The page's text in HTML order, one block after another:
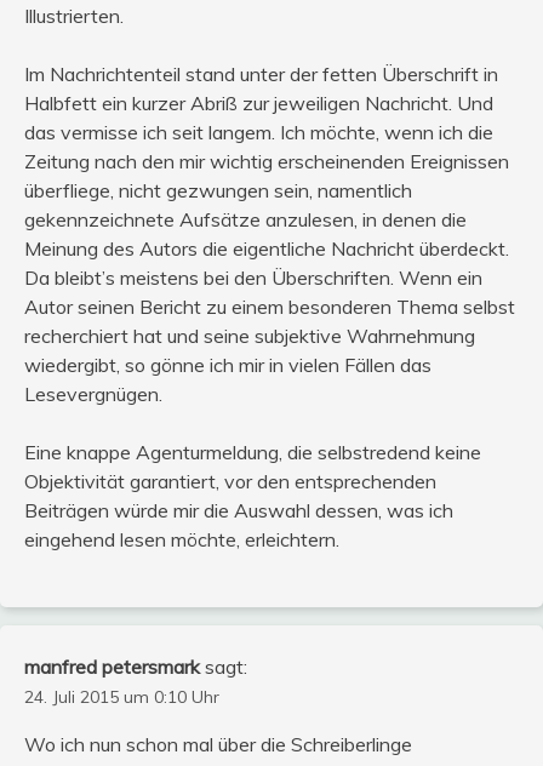
Illustrierten.
Im Nachrichtenteil stand unter der fetten Überschrift in
Halbfett ein kurzer Abriß zur jeweiligen Nachricht. Und
das vermisse ich seit langem. Ich möchte, wenn ich die
Zeitung nach den mir wichtig erscheinenden Ereignissen
überfliege, nicht gezwungen sein, namentlich
gekennzeichnete Aufsätze anzulesen, in denen die
Meinung des Autors die eigentliche Nachricht überdeckt.
Da bleibt’s meistens bei den Überschriften. Wenn ein
Autor seinen Bericht zu einem besonderen Thema selbst
recherchiert hat und seine subjektive Wahrnehmung
wiedergibt, so gönne ich mir in vielen Fällen das
Lesevergnügen.
Eine knappe Agenturmeldung, die selbstredend keine
Objektivität garantiert, vor den entsprechenden
Beiträgen würde mir die Auswahl dessen, was ich
eingehend lesen möchte, erleichtern.
manfred petersmark sagt:
24. Juli 2015 um 0:10 Uhr
Wo ich nun schon mal über die Schreiberlinge